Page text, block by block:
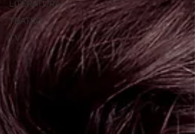
LITERATURA
TEATRO
TV